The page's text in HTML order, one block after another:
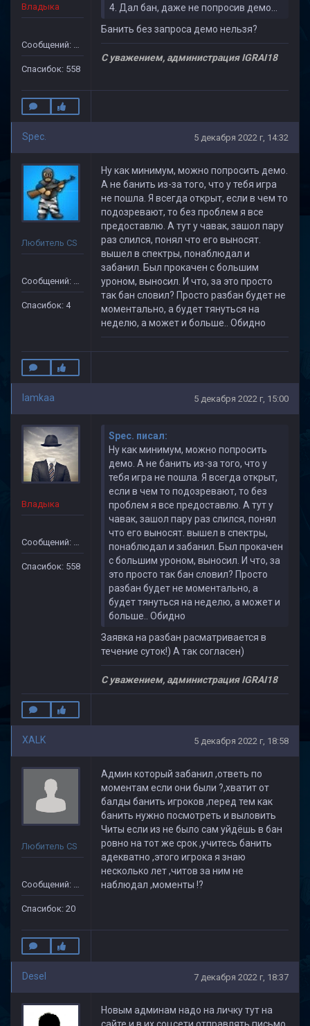
Владыка
Сообщений: 1971
Спасибок: 558
Дал бан, даже не попросив демо...
Банить без запроса демо нельзя?
С уважением, администрация IGRAI18
Spec. 5 декабря 2022 г, 14:32
Любитель CS
Сообщений: 75
Спасибок: 4
Ну как минимум, можно попросить демо.
А не банить из-за того, что у тебя игра
не пошла. Я всегда открыт, если в чем то
подозревают, то без проблем я все
предоставлю. А тут у чавак, зашол пару
раз слился, понял что его выносят.
вышел в спектры, понаблюдал и
забанил. Был прокачен с большим
уроном, выносил. И что, за это просто
так бан словил? Просто разбан будет не
моментально, а будет тянуться на
неделю, а может и больше.. Обидно
lamkaa 5 декабря 2022 г, 15:00
Владыка
Сообщений: 1971
Спасибок: 558
Spec. писал:
Ну как минимум, можно попросить
демо. А не банить из-за того, что у
тебя игра не пошла. Я всегда открыт,
если в чем то подозревают, то без
проблем я все предоставлю. А тут у
чавак, зашол пару раз слился, понял
что его выносят. вышел в спектры,
понаблюдал и забанил. Был прокачен
с большим уроном, выносил. И что, за
это просто так бан словил? Просто
разбан будет не моментально, а
будет тянуться на неделю, а может и
больше.. Обидно
Заявка на разбан расматривается в
течение суток!) А так согласен)
С уважением, администрация IGRAI18
XALK 5 декабря 2022 г, 18:58
Любитель CS
Сообщений: 149
Спасибок: 20
Админ который забанил ,ответь по
моментам если они были ?,хватит от
балды банить игроков ,перед тем как
банить нужно посмотреть и выловить
Читы если из не было сам уйдёшь в бан
ровно на тот же срок ,учитесь банить
адекватно ,этого игрока я знаю
несколько лет ,читов за ним не
наблюдал ,моменты !?
Desel 7 декабря 2022 г, 18:37
Новым админам надо на личку тут на